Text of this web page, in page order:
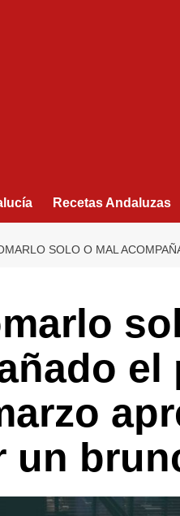
Recetas Andaluzas
SOLO O MAL
el
un